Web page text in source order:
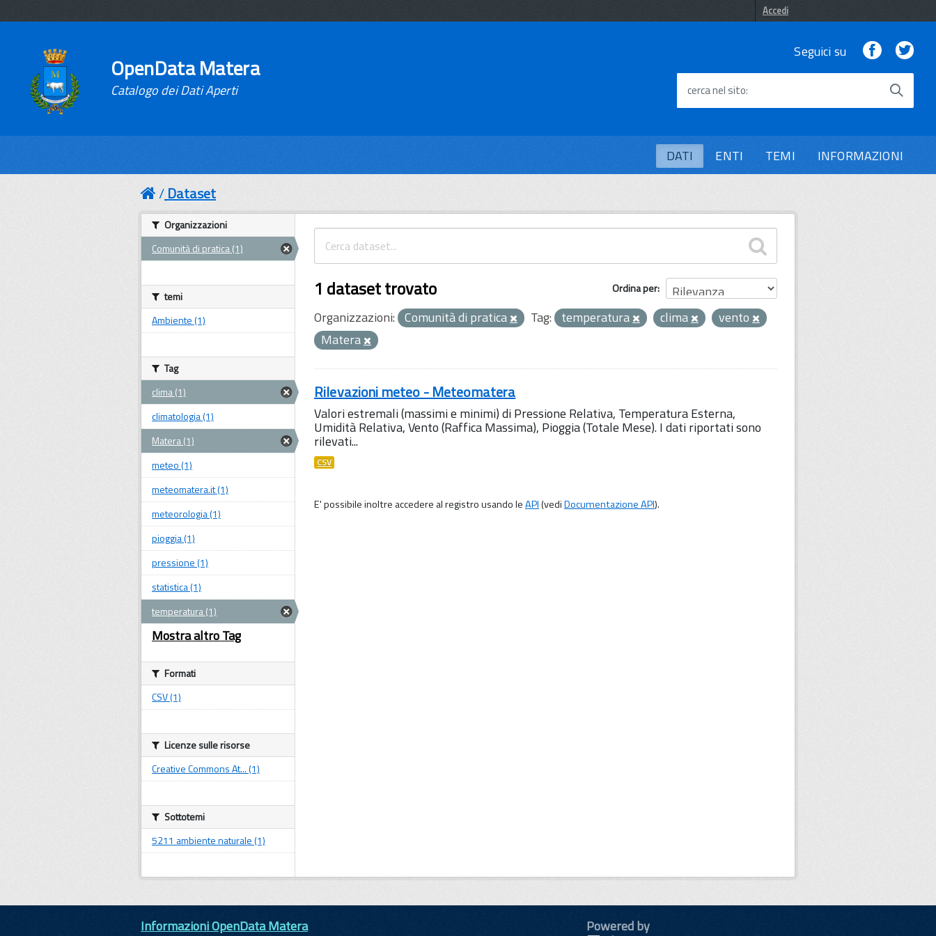
Accedi
OpenData Matera
Catalogo dei Dati Aperti
Seguici su Facebook
cerca nel sito
DATI ENTI TEMI INFORMAZIONI
Dataset
Ordina per
1 dataset trovato
Organizzazioni: Comunità di pratica Tag: temperatura clima
vento
Matera
Rilevazioni meteo - Meteomatera
Valori estremali (massimi e minimi) di Pressione Relativa, Temperatura Esterna,
Umidità Relativa, Vento (Raffica Massima), Pioggia (Totale Mese). I dati riportati sono
rilevati...
CSV
E' possibile inoltre accedere al registro usando leAPI(vediDocumentazione API).
Organizzazioni
Comunità di pratica (1)
temi
Ambiente (1)
Tag
clima (1)
climatologia (1)
Matera (1)
meteo (1)
meteomatera.it (1)
meteorologia (1)
pioggia (1)
pressione (1)
statistica (1)
temperatura (1)
Mostra altro Tag
Formati
CSV (1)
Licenze sulle risorse
Creative Commons At... (1)
Sottotemi
5211 ambiente naturale (1)
Informazioni OpenData Matera
Powered by